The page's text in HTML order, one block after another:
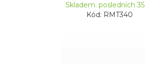
Skladem: posledních
Kód: RMT340